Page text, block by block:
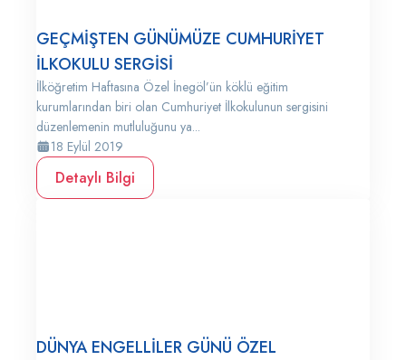
GEÇMİŞTEN GÜNÜMÜZE CUMHURİYET
İLKOKULU SERGİSİ
İlköğretim Haftasına Özel İnegöl’ün köklü eğitim
kurumlarından biri olan Cumhuriyet İlkokulunun sergisini
düzenlemenin mutluluğunu ya...
18 Eylül 2019
Detaylı Bilgi
DÜNYA ENGELLİLER GÜNÜ ÖZEL